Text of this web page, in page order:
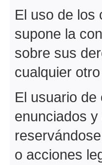
El uso de
supone la
sobre sus
cualquier
El usuario
enunciados
o acciones